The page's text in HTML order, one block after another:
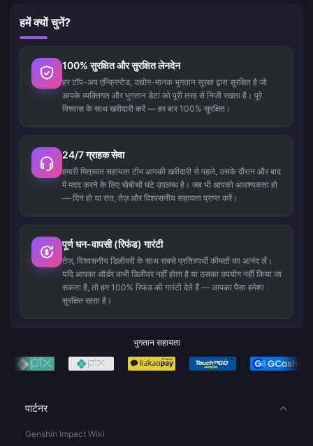
हमें क्यों चुनें?
100% सुरक्षित और सुरक्षित लेनदेन
हर टॉप-अप एन्क्रिप्टेड, उद्योग-मानक भुगतान सुरक्षा द्वारा सुरक्षित है जो
आपके व्यक्तिगत और भुगतान डेटा को पूरी तरह से निजी रखता है। पूरे
विश्वास के साथ खरीदारी करें — हर बार 100% सुरक्षित।
24/7 ग्राहक सेवा
हमारी मित्रवत सहायता टीम आपकी खरीदारी से पहले, उसके दौरान और बाद
में मदद करने के लिए चौबीसों घंटे उपलब्ध है। जब भी आपको आवश्यकता हो
— दिन हो या रात, तेज़ और विश्वसनीय सहायता प्राप्त करें।
पूर्ण धन-वापसी (रिफंड) गारंटी
तेज़, विश्वसनीय डिलीवरी के साथ सबसे प्रतिस्पर्धी कीमतों का आनंद लें।
यदि आपका ऑर्डर कभी डिलीवर नहीं होता है या उसका उपयोग नहीं किया जा
सकता है, तो हम 100% रिफंड की गारंटी देते हैं — आपका पैसा हमेशा
सुरक्षित रहता है।
भुगतान सहायता
पार्टनर
Genshin Impact Wiki